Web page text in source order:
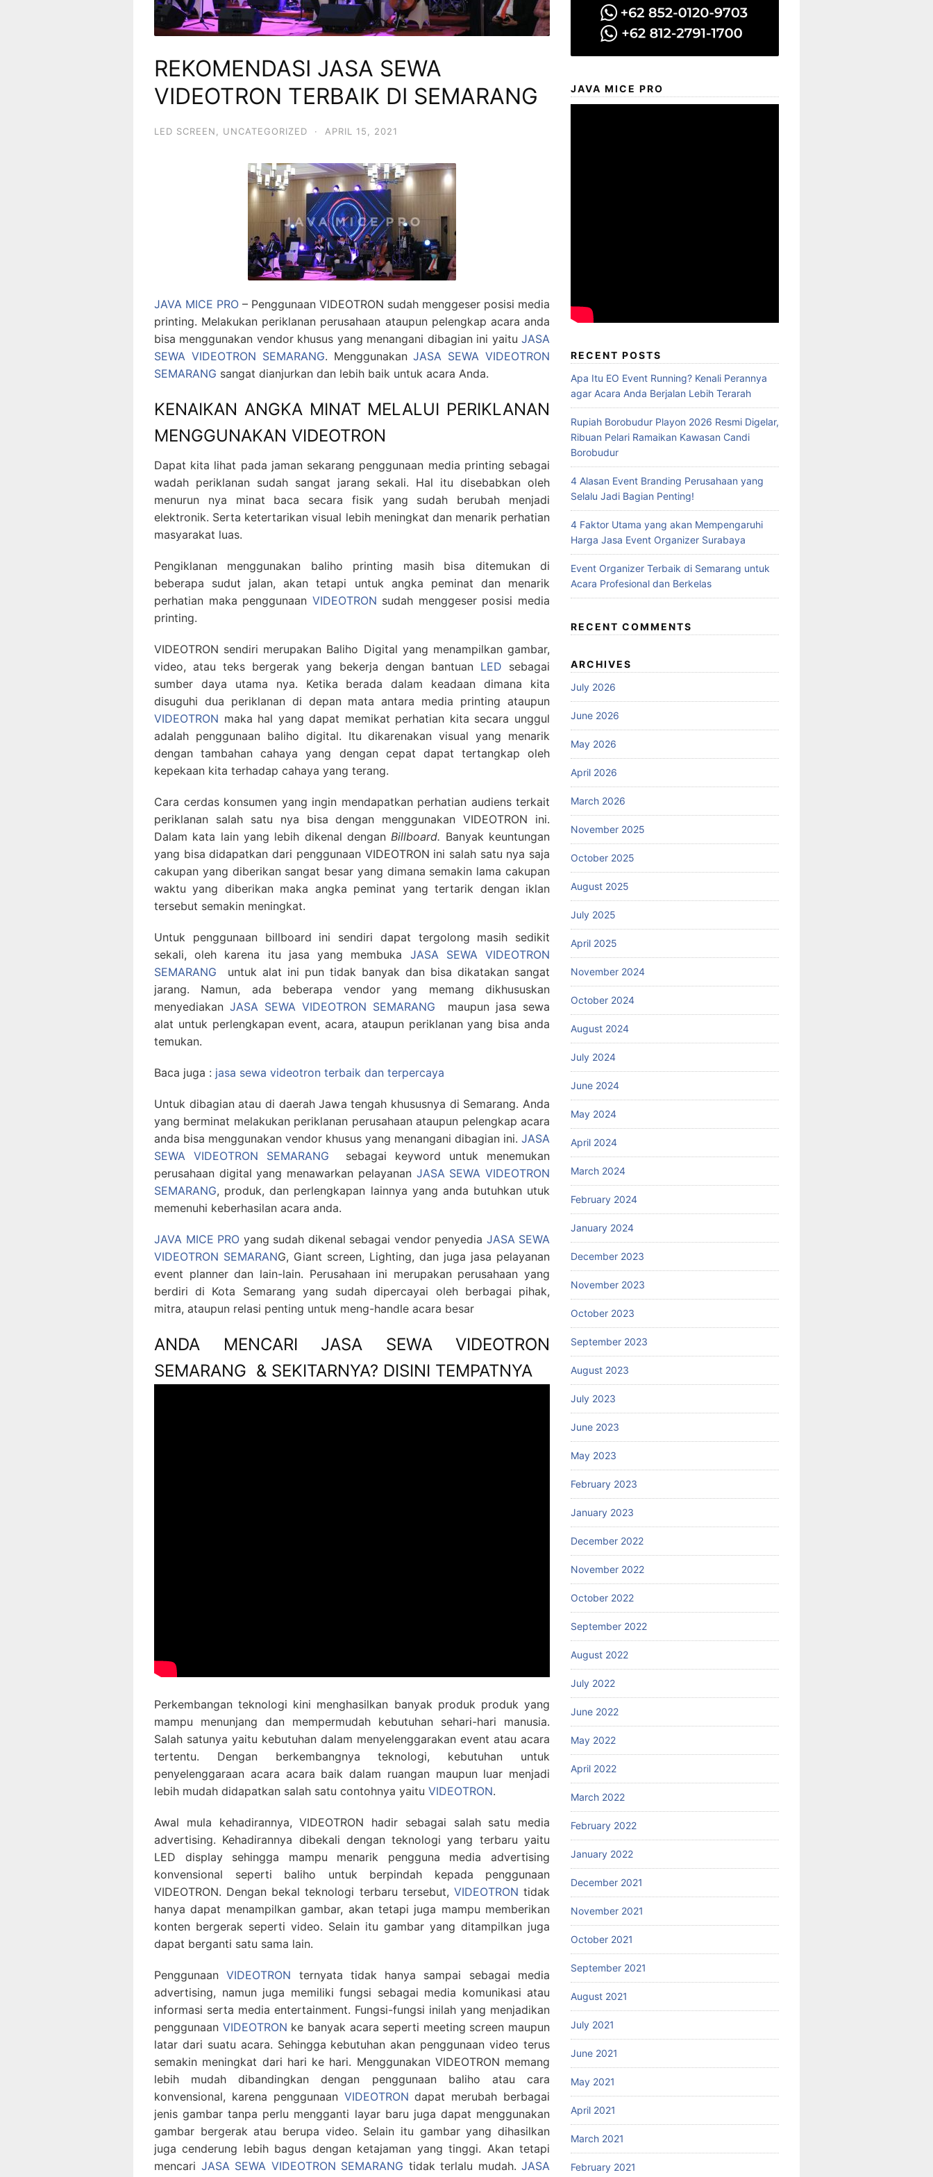
REKOMENDASI JASA SEWA
VIDEOTRON TERBAIK DI SEMARANG
LED SCREEN UNCATEGORIZED · APRIL 15, 2021
JAVA MICE PRO – Penggunaan VIDEOTRON sudah menggeser posisi media
printing. Melakukan periklanan perusahaan ataupun pelengkap acara anda
bisa menggunakan vendor khusus yang menangani dibagian ini yaitu JASA
SEWA VIDEOTRON SEMARANG. MenggunakanJASA SEWA VIDEOTRON
SEMARANG sangat dianjurkan dan lebih baik untuk acara Anda.
KENAIKAN ANGKA MINAT MELALUI PERIKLANAN
MENGGUNAKAN VIDEOTRON
Dapat kita lihat pada jaman sekarang penggunaan media printing sebagai
wadah periklanan sudah sangat jarang sekali. Hal itu disebabkan oleh
menurun nya minat baca secara fisik yang sudah berubah menjadi
elektronik. Serta ketertarikan visual lebih meningkat dan menarik perhatian
masyarakat luas.
Pengiklanan menggunakan baliho printing masih bisa ditemukan di
beberapa sudut jalan, akan tetapi untuk angka peminat dan menarik
perhatian maka penggunaan VIDEOTRON sudah menggeser posisi media
printing.
VIDEOTRON sendiri merupakan Baliho Digital yang menampilkan gambar,
video, atau teks bergerak yang bekerja dengan bantuan LED sebagai
sumber daya utama nya. Ketika berada dalam keadaan dimana kita
disuguhi dua periklanan di depan mata antara media printing ataupun
VIDEOTRON maka hal yang dapat memikat perhatian kita secara unggul
adalah penggunaan baliho digital. Itu dikarenakan visual yang menarik
dengan tambahan cahaya yang dengan cepat dapat tertangkap oleh
kepekaan kita terhadap cahaya yang terang.
Cara cerdas konsumen yang ingin mendapatkan perhatian audiens terkait
periklanan salah satu nya bisa dengan menggunakan VIDEOTRON ini.
Dalam kata lain yang lebih dikenal dengan Billboard. Banyak keuntungan
yang bisa didapatkan dari penggunaan VIDEOTRON ini salah satu nya saja
cakupan yang diberikan sangat besar yang dimana semakin lama cakupan
waktu yang diberikan maka angka peminat yang tertarik dengan iklan
tersebut semakin meningkat.
Untuk penggunaan billboard ini sendiri dapat tergolong masih sedikit
sekali, oleh karena itu jasa yang membuka JASA SEWA VIDEOTRON
SEMARANG untuk alat ini pun tidak banyak dan bisa dikatakan sangat
jarang. Namun, ada beberapa vendor yang memang dikhususkan
menyediakan JASA SEWA VIDEOTRON SEMARANG maupun jasa sewa
alat untuk perlengkapan event, acara, ataupun periklanan yang bisa anda
temukan.
Baca juga : jasa sewa videotron terbaik dan terpercaya
Untuk dibagian atau di daerah Jawa tengah khususnya di Semarang. Anda
yang berminat melakukan periklanan perusahaan ataupun pelengkap acara
anda bisa menggunakan vendor khusus yang menangani dibagian ini. JASA
SEWA VIDEOTRON SEMARANG sebagai keyword untuk menemukan
perusahaan digital yang menawarkan pelayanan JASA SEWA VIDEOTRON
SEMARANG, produk, dan perlengkapan lainnya yang anda butuhkan utuk
memenuhi keberhasilan acara anda.
JAVA MICE PRO yang sudah dikenal sebagai vendor penyedia JASA SEWA
VIDEOTRON SEMARANG, Giant screen, Lighting, dan juga jasa pelayanan
event planner dan lain-lain. Perusahaan ini merupakan perusahaan yang
berdiri di Kota Semarang yang sudah dipercayai oleh berbagai pihak,
mitra, ataupun relasi penting untuk meng-handle acara besar
ANDA MENCARI JASA SEWA VIDEOTRON
SEMARANG & SEKITARNYA? DISINI TEMPATNYA
Perkembangan teknologi kini menghasilkan banyak produk produk yang
mampu menunjang dan mempermudah kebutuhan sehari-hari manusia.
Salah satunya yaitu kebutuhan dalam menyelenggarakan event atau acara
tertentu. Dengan berkembangnya teknologi, kebutuhan untuk
penyelenggaraan acara acara baik dalam ruangan maupun luar menjadi
lebih mudah didapatkan salah satu contohnya yaitu VIDEOTRON.
Awal mula kehadirannya, VIDEOTRON hadir sebagai salah satu media
advertising. Kehadirannya dibekali dengan teknologi yang terbaru yaitu
LED display sehingga mampu menarik pengguna media advertising
konvensional seperti baliho untuk berpindah kepada penggunaan
VIDEOTRON. Dengan bekal teknologi terbaru tersebut, VIDEOTRON tidak
hanya dapat menampilkan gambar, akan tetapi juga mampu memberikan
konten bergerak seperti video. Selain itu gambar yang ditampilkan juga
dapat berganti satu sama lain.
PenggunaanVIDEOTRON ternyata tidak hanya sampai sebagai media
advertising, namun juga memiliki fungsi sebagai media komunikasi atau
informasi serta media entertainment. Fungsi-fungsi inilah yang menjadikan
penggunaan VIDEOTRON ke banyak acara seperti meeting screen maupun
latar dari suatu acara. Sehingga kebutuhan akan penggunaan video terus
semakin meningkat dari hari ke hari. Menggunakan VIDEOTRON memang
lebih mudah dibandingkan dengan penggunaan baliho atau cara
konvensional, karena penggunaan VIDEOTRON dapat merubah berbagai
jenis gambar tanpa perlu mengganti layar baru juga dapat menggunakan
gambar bergerak atau berupa video. Selain itu gambar yang dihasilkan
juga cenderung lebih bagus dengan ketajaman yang tinggi. Akan tetapi
mencari JASA SEWA VIDEOTRON SEMARANG tidak terlalu mudah. JASA
JAVA MICE PRO
RECENT POSTS
Apa Itu EO Event Running? Kenali Perannya
agar Acara Anda Berjalan Lebih Terarah
Rupiah Borobudur Playon 2026 Resmi Digelar,
Ribuan Pelari Ramaikan Kawasan Candi
Borobudur
4 Alasan Event Branding Perusahaan yang
Selalu Jadi Bagian Penting!
4 Faktor Utama yang akan Mempengaruhi
Harga Jasa Event Organizer Surabaya
Event Organizer Terbaik di Semarang untuk
Acara Profesional dan Berkelas
RECENT COMMENTS
ARCHIVES
July 2026
June 2026
May 2026
April 2026
March 2026
November 2025
October 2025
August 2025
July 2025
April 2025
November 2024
October 2024
August 2024
July 2024
June 2024
May 2024
April 2024
March 2024
February 2024
January 2024
December 2023
November 2023
October 2023
September 2023
August 2023
July 2023
June 2023
May 2023
February 2023
January 2023
December 2022
November 2022
October 2022
September 2022
August 2022
July 2022
June 2022
May 2022
April 2022
March 2022
February 2022
January 2022
December 2021
November 2021
October 2021
September 2021
August 2021
July 2021
June 2021
May 2021
April 2021
March 2021
February 2021